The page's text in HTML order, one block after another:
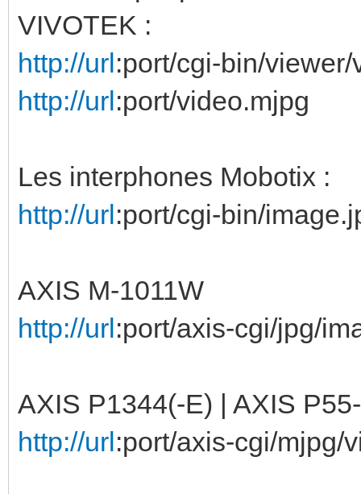
VIVOTEK :
http://url:port/cgi-bin/
http://url:port/video.mjpg
Les interphones Mobotix :
http://url:port/cgi-bin/
AXIS M-1011W
http://url:port/axis-cgi/jpg/
AXIS P1344(-E) | AXIS
http://url:port/axis-cgi/mjpg/